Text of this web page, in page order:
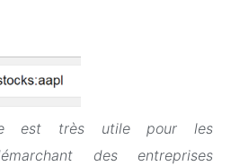
est très utile pour les
des entreprises